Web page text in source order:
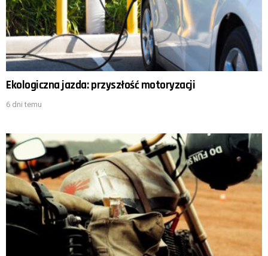
Ekologiczna jazda: przyszłość motoryzacji
6 dni temu